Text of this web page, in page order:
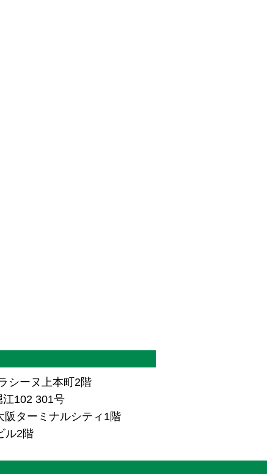
シーヌ上本町2階
102 301号
阪ターミナルシティ1階
ル2階